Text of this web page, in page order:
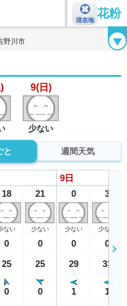
現在地
花粉
ェックシート 花粉症ハンドブック
野川市
9(日)
少ない
と 週間天気
18
ない
0
25
0
21
少ない
0
25
0
9 日
0
少ない
0
29
1
3
少ない
0
33
1